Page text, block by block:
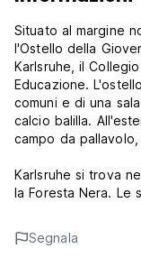
Situato al margine
l'Ostello della
Karlsruhe, il
Educazione.
comuni e di una
calcio balilla.
campo da
Karlsruhe si trova
la Foresta Nera. Le
Vaste aree
della città.
Segnala